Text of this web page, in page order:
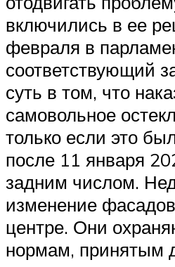
включились в ее
февраля в
соответствующий
суть в том, что
самовольное
только если это
после 11 января
задним числом.
изменение
центре. Они
нормам, принятым